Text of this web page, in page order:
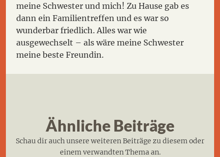
meine Schwester und mich! Zu Hause gab es
dann ein Familientreffen und es war so
wunderbar friedlich. Alles war wie
ausgewechselt – als wäre meine Schwester
meine beste Freundin.
Ähnliche Beiträge
Schau dir auch unsere weiteren Beiträge zu diesem oder
einem verwandten Thema an.